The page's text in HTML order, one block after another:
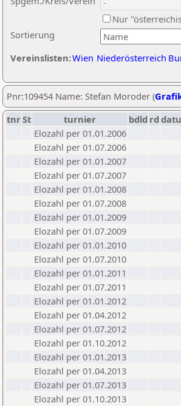
Sortierung
Nur
Vereinslisten:Wien Niederösterreich
Pnr:109454 Name: Stefan Moroder (
tnrSt turnier bdld rd
Elozahl per 01.01.2006
Elozahl per 01.07.2006
Elozahl per 01.01.2007
Elozahl per 01.07.2007
Elozahl per 01.01.2008
Elozahl per 01.07.2008
Elozahl per 01.01.2009
Elozahl per 01.07.2009
Elozahl per 01.01.2010
Elozahl per 01.07.2010
Elozahl per 01.01.2011
Elozahl per 01.07.2011
Elozahl per 01.01.2012
Elozahl per 01.04.2012
Elozahl per 01.07.2012
Elozahl per 01.10.2012
Elozahl per 01.01.2013
Elozahl per 01.04.2013
Elozahl per 01.07.2013
Elozahl per 01.10.2013